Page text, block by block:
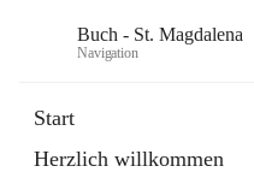
Buch - St. Magdalena
Navigation
Start
Herzlich willkommen